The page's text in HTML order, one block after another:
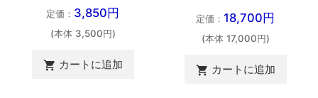
定価： 3,850円
(本体 3,500円)
 カートに追加
定価： 18,700円
(本体 17,000円)
 カートに追加